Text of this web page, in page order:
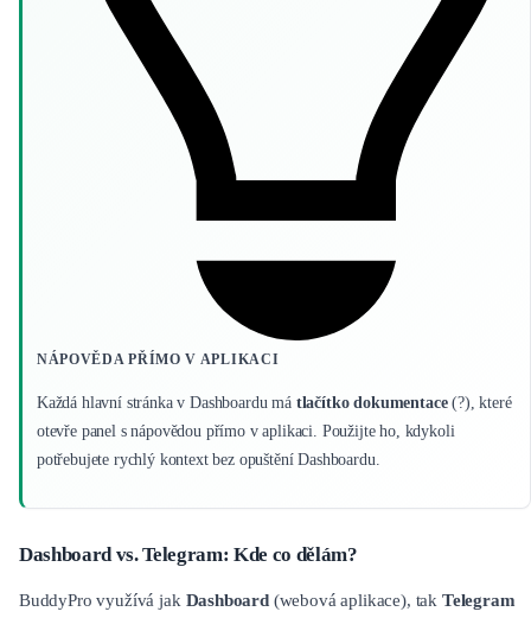
NÁPOVĚDA PŘÍMO V APLIKACI
Každá hlavní stránka v Dashboardu má tlačítko dokumentace(?), které
otevře panel s nápovědou přímo v aplikaci. Použijte ho, kdykoli
potřebujete rychlý kontext bez opuštění Dashboardu.
Dashboard vs. Telegram: Kde co dělám?
BuddyPro využívá jak Dashboard (webová aplikace), tak Telegram